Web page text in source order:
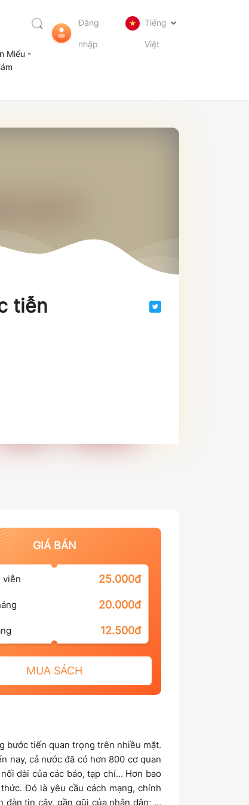
Miếu -
Đăng
nhập
Tiếng
Việt
tiễn
GIÁ BÁN
viễn 25.000đ
20.000đ
12.500đ
MUA SÁCH
bước tiến quan trọng trên nhiều mặt.
nay, cả nước đã có hơn 800 cơ quan
dài của các báo, tạp chí… Hơn bao
Đó là yêu cầu cách mạng, chính
tin cậy, gần gũi của nhân dân; là